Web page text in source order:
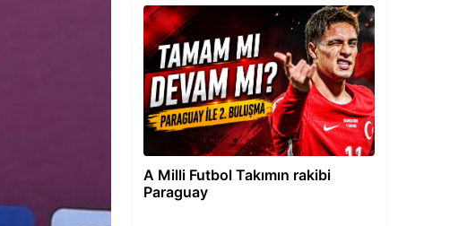
A Milli Futbol Takımın rakibi
Paraguay